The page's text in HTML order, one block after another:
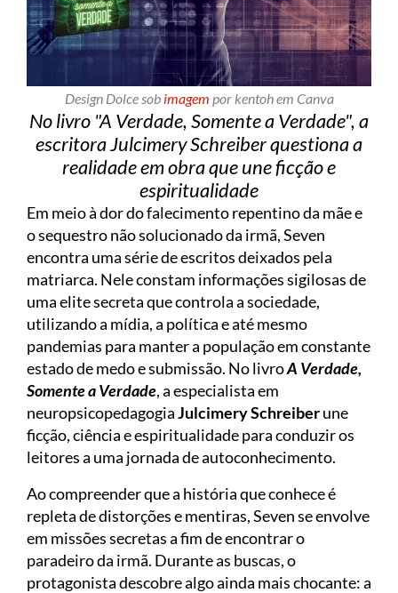
Design Dolce sob imagem por kentoh em Canva
No livro "A Verdade, Somente a Verdade", a
escritora Julcimery Schreiber questiona a
realidade em obra que une ficção e
espiritualidade
Em meio à dor do falecimento repentino da mãe e
o sequestro não solucionado da irmã, Seven
encontra uma série de escritos deixados pela
matriarca. Nele constam informações sigilosas de
uma elite secreta que controla a sociedade,
utilizando a mídia, a política e até mesmo
pandemias para manter a população em constante
estado de medo e submissão. No livroA Verdade,
Somente a Verdade, a especialista em
neuropsicopedagogiaJulcimery Schreiberune
ficção, ciência e espiritualidade para conduzir os
leitores a uma jornada de autoconhecimento.
Ao compreender que a história que conhece é
repleta de distorções e mentiras, Seven se envolve
em missões secretas a fim de encontrar o
paradeiro da irmã. Durante as buscas, o
protagonista descobre algo ainda mais chocante: a